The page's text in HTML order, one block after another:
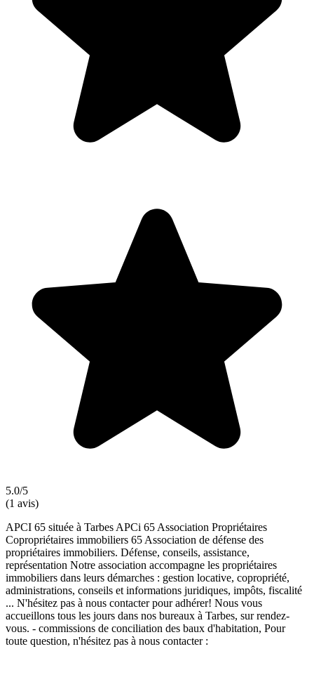
5.0/5
(1 avis)
APCI 65 située à Tarbes APCi 65 Association Propriétaires
Copropriétaires immobiliers 65 Association de défense des
propriétaires immobiliers. Défense, conseils, assistance,
représentation Notre association accompagne les propriétaires
immobiliers dans leurs démarches : gestion locative, copropriété,
administrations, conseils et informations juridiques, impôts, fiscalité
... N'hésitez pas à nous contacter pour adhérer! Nous vous
accueillons tous les jours dans nos bureaux à Tarbes, sur rendez-
vous. - commissions de conciliation des baux d'habitation, Pour
toute question, n'hésitez pas à nous contacter :